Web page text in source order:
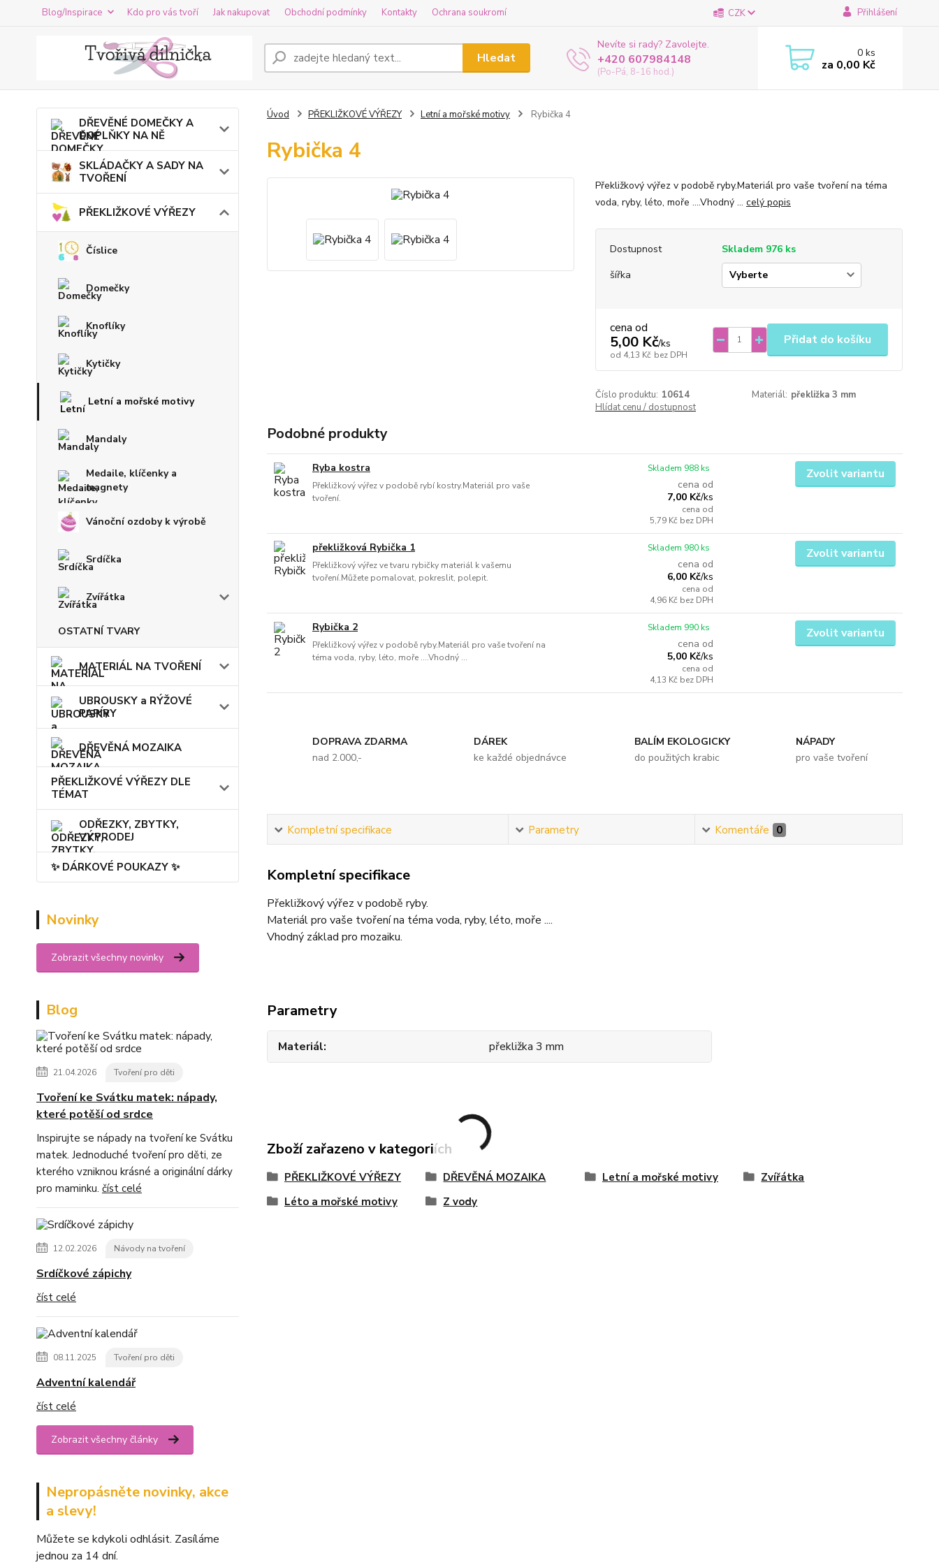
Blog/Inspirace Kdo pro vás tvoří Jak nakupovat Obchodní podmínky Kontakty Ochrana soukromí CZK Přihlášení
Hledat
Nevíte si rady? Zavolejte.
+420 607984148
(Po-Pá, 8-16 hod.)
0ks
za 0,00 Kč
DŘEVĚNÉ DOMEČKY A
DOPLŇKY NA NĚ
SKLÁDAČKY A SADY NA
TVOŘENÍ
PŘEKLIŽKOVÉ VÝŘEZY
Číslice
Domečky
Knoflíky
Kytičky
Letní a mořské motivy
Mandaly
Medaile, klíčenky a
magnety
Vánoční ozdoby k výrobě
Srdíčka
Zvířátka
OSTATNÍ TVARY
MATERIÁL NA TVOŘENÍ
UBROUSKY a RÝŽOVÉ
PAPÍRY
DŘEVĚNÁ MOZAIKA
PŘEKLIŽKOVÉ VÝŘEZY DLE
TÉMAT
ODŘEZKY, ZBYTKY,
VÝPRODEJ
✨ DÁRKOVÉ POUKAZY ✨
Novinky
Zobrazit všechny novinky
Blog
21.04.2026 Tvoření pro děti
Tvoření ke Svátku matek: nápady,
které potěší od srdce
Inspirujte se nápady na tvoření ke Svátku
matek. Jednoduché tvoření pro děti, ze
kterého vzniknou krásné a originální dárky
pro maminku. číst celé
12.02.2026 Návody na tvoření
Srdíčkové zápichy
číst celé
08.11.2025 Tvoření pro děti
Adventní kalendář
číst celé
Zobrazit všechny články
Nepropásněte novinky, akce
a slevy!
Můžete se kdykoli odhlásit. Zasíláme
jednou za 14 dní.
Úvod PŘEKLIŽKOVÉ VÝŘEZY Letní a mořské motivy Rybička 4
Rybička 4
Překližkový výřez v podobě ryby.Materiál pro vaše tvoření na téma
voda, ryby, léto, moře ....Vhodný ... celý popis
Dostupnost
Skladem 976 ks
šířka
cena od
5,00 Kč/ks
od 4,13 Kč bez DPH
Přidat do košíku
Číslo produktu: 10614 Materiál: překližka 3 mm
Hlídat cenu / dostupnost
Podobné produkty
Ryba kostra
Překližkový výřez v podobě rybí kostry.Materiál pro vaše
tvoření.
cena od
7,00 Kč/ks
cena od
5,79 Kč bez DPH
Skladem 988 ks Zvolit variantu
překližková Rybička 1
Překližkový výřez ve tvaru rybičky materiál k vašemu
tvoření.Můžete pomalovat, pokreslit, polepit.
cena od
6,00 Kč/ks
cena od
4,96 Kč bez DPH
Skladem 980 ks Zvolit variantu
Rybička 2
Překližkový výřez v podobě ryby.Materiál pro vaše tvoření na
téma voda, ryby, léto, moře ....Vhodný ...
cena od
5,00 Kč/ks
cena od
4,13 Kč bez DPH
Skladem 990 ks Zvolit variantu
DOPRAVA ZDARMA
nad 2.000,-
DÁREK
ke každé objednávce
BALÍM EKOLOGICKY
do použitých krabic
NÁPADY
pro vaše tvoření
Kompletní specifikace Parametry Komentáře 0
Kompletní specifikace
Překližkový výřez v podobě ryby.
Materiál pro vaše tvoření na téma voda, ryby, léto, moře ....
Vhodný základ pro mozaiku.
Parametry
Materiál překližka 3 mm
Zboží zařazeno v kategoriích
PŘEKLIŽKOVÉ VÝŘEZY DŘEVĚNÁ MOZAIKA Letní a mořské motivy
Zvířátka
Léto a mořské motivy
Z vody